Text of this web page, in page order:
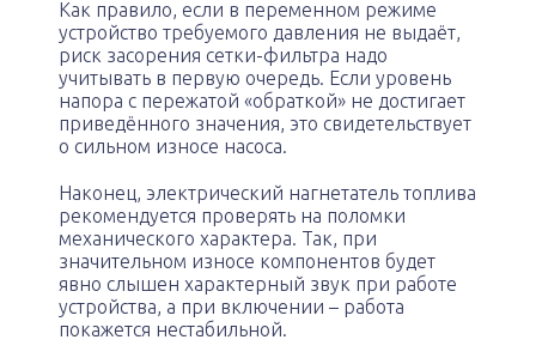
Как правило, если в переменном режиме
устройство требуемого давления не выдаёт,
риск засорения сетки-фильтра надо
учитывать в первую очередь. Если уровень
напора с пережатой «обраткой» не достигает
приведённого значения, это свидетельствует
о сильном износе насоса.
Наконец, электрический нагнетатель топлива
рекомендуется проверять на поломки
механического характера. Так, при
значительном износе компонентов будет
явно слышен характерный звук при работе
устройства, а при включении – работа
покажется нестабильной.